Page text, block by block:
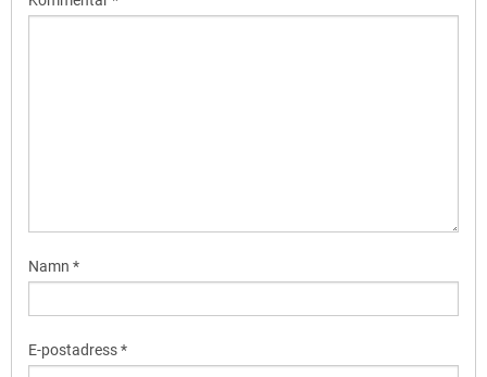
Namn *
E-postadress*